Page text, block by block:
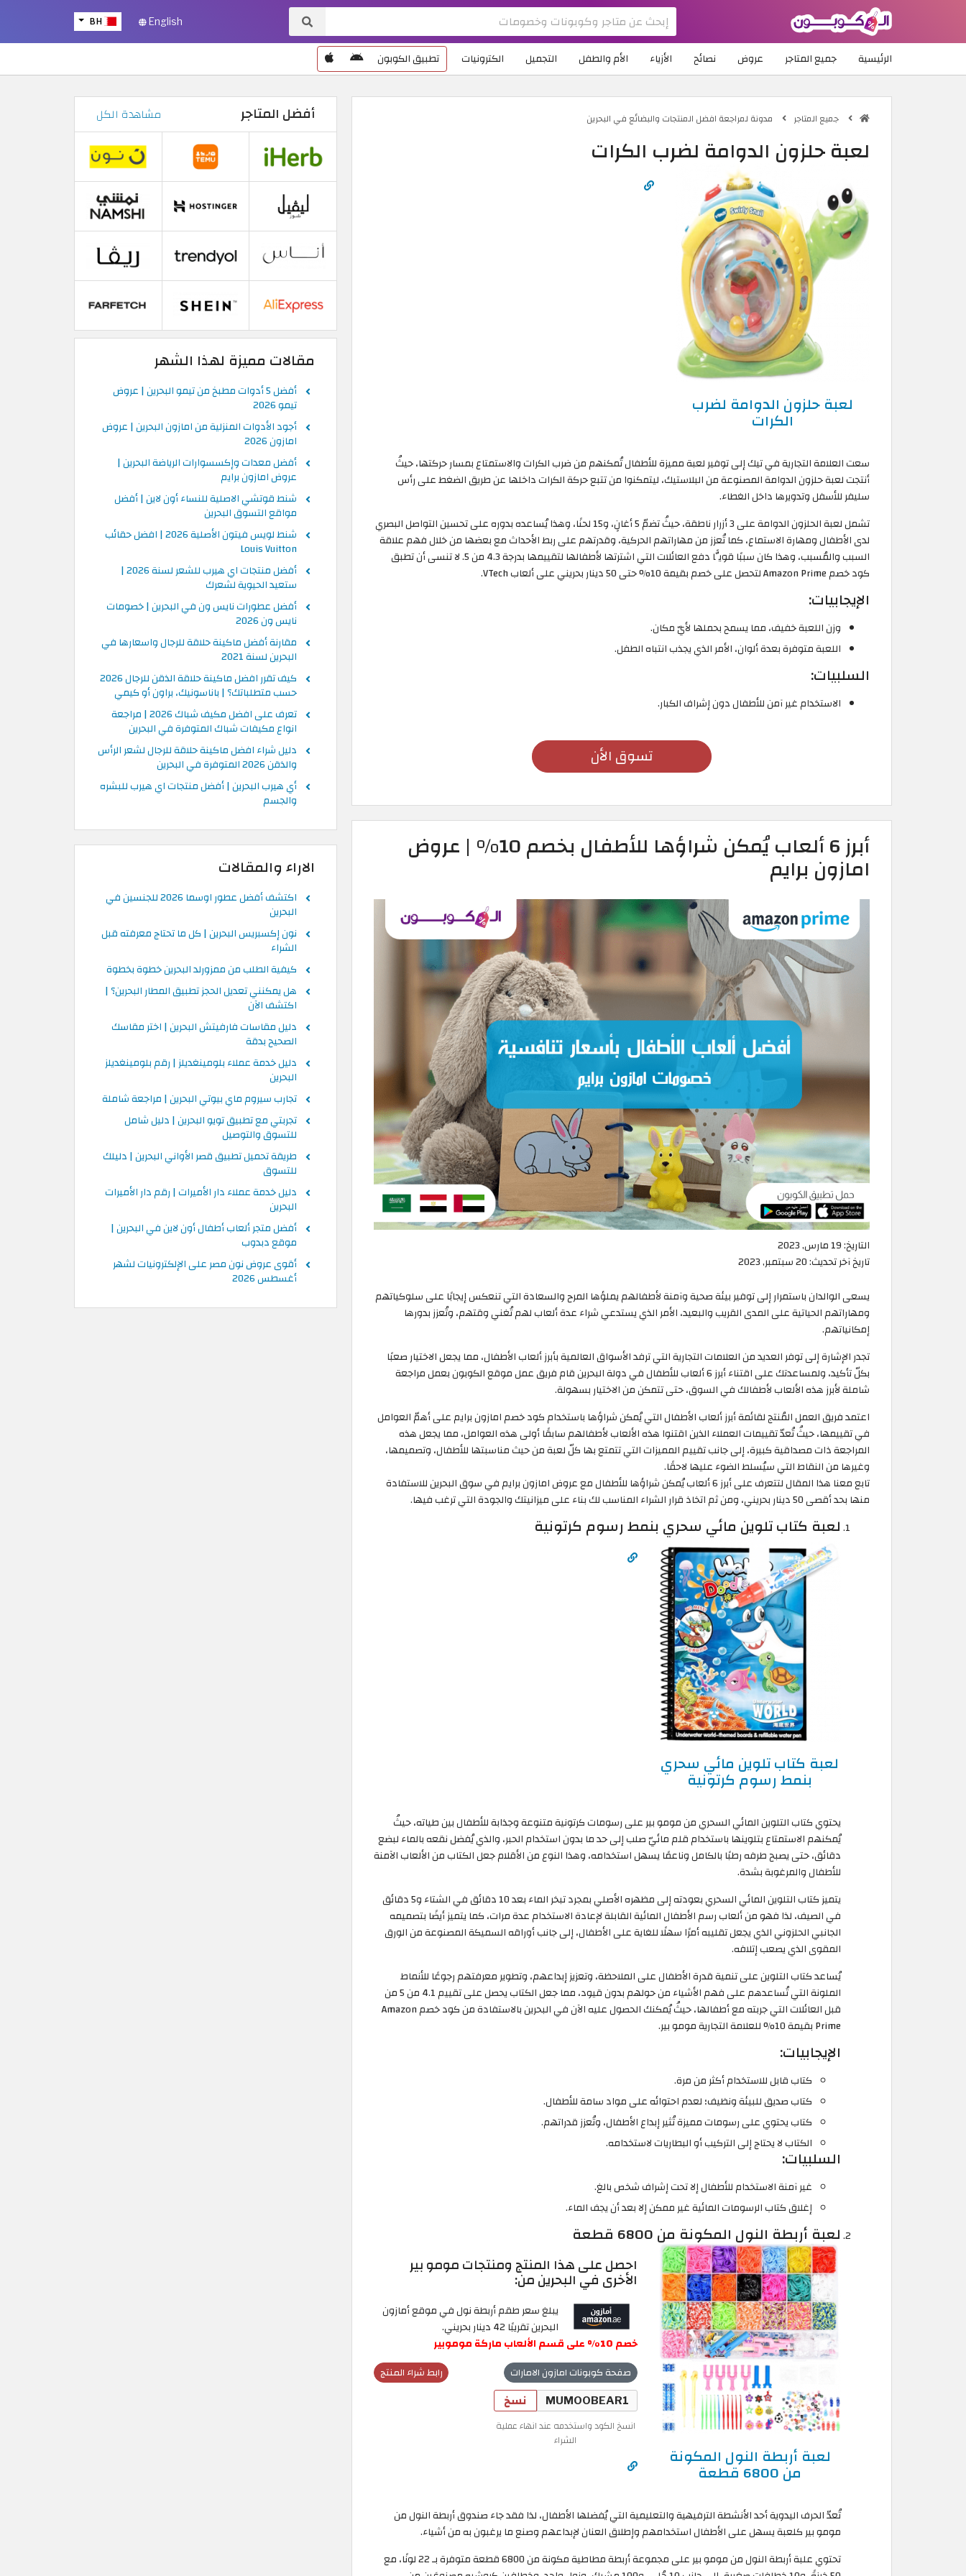
BH English
الرئيسية جميع المتاجر عروض نصائح الأزياء الأم والطفل التجميل الكترونيات تطبيق الكوبون
جميع المتاجر مدونة لمراجعة افضل المنتجات والبضائع في البحرين
لعبة حلزون الدوامة لضرب الكرات
لعبة حلزون الدوامة لضرب
الكرات
سعت العلامة التجارية في تيك إلى توفير لعبة مميزة للأطفال تُمكنهم من ضرب الكرات والاستمتاع بمسار حركتها، حيثُ
أنتجت لعبة حلزون الدوامة المصنوعة من البلاستيك، ليتمكنوا من تتبع حركة الكرات داخلها عن طريق الضغط على رأس
سليفر للأسفل وتدويرها داخل الغطاء.
تشمل لعبة الحلزون الدوامة على 3 أزرار ناطقة، حيثُ تضمّ 5 أغانٍ، و15 لحنًا، وهذا يُساعده بدوره على تحسين التواصل البصري
لدى الأطفال ومهارة الاستماع، كما تُعزز من مهاراتهم الحركية، وقدرتهم على ربط الأحداث مع بعضها من خلال فهم علاقة
السبب والمُسبب، وهذا كان سببًا قويًّا دفع العائلات التي اشترتها لأطفالها لتقييمها بدرجة 4.3 من 5. لا تنسى أن تطبق
كود خصم Amazon Prime لتحصل على خصم بقيمة 10% حتى 50 دينار بحريني على ألعاب VTech.
الإيجابيات:
وزن اللعبة خفيف، مما يسمح بحملها لأيّ مكان.
اللعبة متوفرة بعدة ألوان، الأمر الذي يجذب انتباه الطفل.
السلبيات:
الاستخدام غير آمن للأطفال دون إشراف الكبار.
تسوق الأن
أبرز 6 ألعاب يُمكن شراؤها للأطفال بخصم 10% | عروض
امازون برايم
التاريخ:19 مارس, 2023
تاريخ آخر تحديث:20 سبتمبر, 2023
يسعى الوالدان باستمرار إلى توفير بيئة صحية وآمنة لأطفالهم يملؤها المرح والسعادة التي تنعكس إيجابًا على سلوكياتهم
ومهاراتهم الحياتية على المدى القريب والبعيد، الأمر الذي يستدعي شراء عدة ألعاب لهم تُغني وقتهم، وتُعزز بدورها
إمكانياتهم.
تجدر الإشارة إلى توفر العديد من العلامات التجارية التي ترفد الأسواق العالمية بأبرز ألعاب الأطفال، مما يجعل الاختيار صعبًا
بكلّ تأكيد، ولمساعدتك على اقتناء أبرز 6 ألعاب للأطفال في دولة البحرين قام فريق عمل موقع الكوبون بعمل مراجعة
شاملة لأبرز هذه الألعاب لأطفالك في السوق، حتى تتمكن من الاختيار بسهولة.
اعتمد فريق العمل المُنتج لقائمة أبرز ألعاب الأطفال التي يُمكن شراؤها باستخدام كود خصم امازون برايم على أهمّ العوامل
في تقييمها، حيثُ تُعدّ تقييمات العملاء الذين اقتنوا هذه الألعاب لأطفالهم سابقًا أولى هذه العوامل، مما يجعل هذه
المراجعة ذات مصداقية كبيرة، إلى جانب تقييم المميزات التي تتمتع بها كلّ لعبة من حيث مناسبتها للأطفال، وتصميمها،
وغيرها من النقاط التي سيُسلط الضوء عليها لاحقًا.
تابع معنا هذا المقال لتتعرف على أبرز 6 ألعاب يُمكن شراؤها للأطفال مع عروض امازون برايم في سوق البحرين للاستفادة
منها بحد أقصى 50 دينار بحريني، ومن ثم اتخاذ قرار الشراء المناسب لك بناء على ميزانيتك والجودة التي ترغب فيها.
لعبة كتاب تلوين مائي سحري بنمط رسوم كرتونية
لعبة كتاب تلوين مائي سحري
بنمط رسوم كرتونية
يحتوي كتاب التلوين المائي السحري من مومو بير على رسومات كرتونية متنوعة وجذابة للأطفال بين طياته، حيثُ
يُمكنهم الاستمتاع بتلوينها باستخدام قلم مائيّ صلب إلى حد ما بدون استخدام الحبر، والذي يُفضل نقعه بالماء لبضع
دقائق، حتى يصبح طرفه رطبًا بالكامل وناعمًا يسهل استخدامه، وهذا النوع من الأقلام جعل الكتاب من الألعاب الآمنة
للأطفال والمرغوبة بشدة.
يتميز كتاب التلوين المائي السحري بعودته إلى مظهره الأصلي بمجرد تبخر الماء بعد 10 دقائق في الشتاء و5 دقائق
في الصيف، لذا فهو من ألعاب رسم الأطفال المائية القابلة لإعادة الاستخدام عدة مرات، كما يتميز أيضًا بتصميمه
الجانبي الحلزوني الذي يجعل تقليبه أمرًا سهلًا للغاية على الأطفال، إلى جانب أوراقه السميكة المصنوعة من الورق
المقوى الذي يصعب إتلافه.
يُساعد كتاب التلوين على تنمية قدرة الأطفال على الملاحظة، وتعزيز إبداعهم، وتطوير معرفتهم رجوعًا للأنماط
الملونة التي تُساعدهم على فهم الأشياء من حولهم بدون قيود، مما جعل الكتاب يحصل على تقييم 4.1 من 5 من
قبل العائلات التي جربته مع أطفالها، حيثُ يُمكنك الحصول عليه الآن في البحرين بالاستفادة من كود خصم Amazon
Prime بقيمة 10% للعلامة التجارية مومو بير.
الإيجابيات:
كتاب قابل للاستخدام أكثر من مرة.
كتاب صديق للبيئة ونظيف؛ لعدم احتوائه على مواد سامة للأطفال.
كتاب يحتوي على رسومات مميزة تُثير إبداع الأطفال، وتُعزز قدراتهم.
الكتاب لا يحتاج إلى التركيب أو البطاريات لاستخدامه.
السلبيات:
غير آمنة الاستخدام للأطفال إلا تحت إشراف شخص بالغ.
إغلاق كتاب الرسومات المائية غير ممكن إلا بعد أن يجف الماء.
لعبة أربطة النول المكونة من 6800 قطعة
لعبة أربطة النول المكونة
من 6800 قطعة
احصل على هذا المنتج ومنتجات مومو بير
الأخرى في البحرين من:
يبلغ سعر طقم أربطة نول في موقع أمازون
البحرين تقريبًا 42 دينار بحريني.
خصم 10% على قسم الألعاب ماركة موموبير
رابط شراء المنتج صفحة كوبونات امازون الامارات
نسخ
انسخ الكود واستخدمه عند انهاء عملية
الشراء
تُعدّ الحرف اليدوية أحد الأنشطة الترفيهية والتعليمية التي يُفضلها الأطفال، لذا فقد جاء صندوق أربطة النول من
مومو بير كلعبة يسهل على الأطفال استخدامهم وإطلاق العنان لإبداعهم وصنع ما يرغبون به من أشياء.
تحتوي علبة أربطة النول من مومو بير على مجموعة أربطة مطاطية مكونة من 6800 قطعة متوفرة بـ 22 لونًا، مع
أفضل المتاجر مشاهدة الكل
مقالات مميزة لهذا الشهر
أفضل 5 أدوات مطبخ من تيمو البحرين | عروض
تيمو 2026
أجود الأدوات المنزلية من امازون البحرين | عروض
امازون 2026
أفضل معدات وإكسسوارات الرياضة البحرين |
عروض امازون برايم
شنط قوتشي الاصلية للنساء أون لاين | أفضل
مواقع التسوق البحرين
شنط لويس فيتون الأصلية 2026 | افضل حقائب
Louis Vuitton
أفضل منتجات اي هيرب للشعر لسنة 2026 |
ستعيد الحيوية لشعرك
أفضل عطورات نايس ون في البحرين | خصومات
نايس ون 2026
مقارنة أفضل ماكينة حلاقة للرجال واسعارها في
البحرين لسنة 2021
كيف تقرر افضل ماكينة حلاقة الذقن للرجال 2026
حسب متطلباتك؟ | باناسونيك، براون أو كيمي
تعرف على افضل مكيف شباك 2026 | مراجعة
انواع مكيفات شباك المتوفرة في البحرين
دليل شراء افضل ماكينة حلاقة للرجال لشعر الرأس
والذقن 2026 المتوفرة في البحرين
أي هيرب البحرين | أفضل منتجات اي هيرب للبشره
والجسم
الاراء والمقالات
اكتشف أفضل عطور اوسما 2026 للجنسين في
البحرين
نون إكسبريس البحرين | كل ما تحتاج معرفته قبل
الشراء
كيفية الطلب من ممزورلد البحرين خطوة بخطوة
هل يمكنني تعديل الحجز تطبيق المطار البحرين؟ |
اكتشف الآن
دليل مقاسات فارفيتش البحرين | اختر مقاسك
الصحيح بدقة
دليل خدمة عملاء بلومينغديلز | رقم بلومينغديلز
البحرين
تجارب سيروم ماي بيوتي البحرين | مراجعة شاملة
تجربتي مع تطبيق تويو البحرين | دليل شامل
للتسوق والتوصيل
طريقة تحميل تطبيق قصر الأواني البحرين | دليلك
للتسوق
دليل خدمة عملاء دار الأميرات | رقم دار الأميرات
البحرين
أفضل متجر ألعاب أطفال أون لاين في البحرين |
موقع دبدوب
أقوى عروض نون مصر على الإلكترونيات لشهر
أغسطس 2026